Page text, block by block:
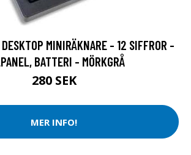
MINIRÄKNARE - 12 SIFFROR -
BATTERI - MÖRKGRÅ
280 SEK
MER INFO!